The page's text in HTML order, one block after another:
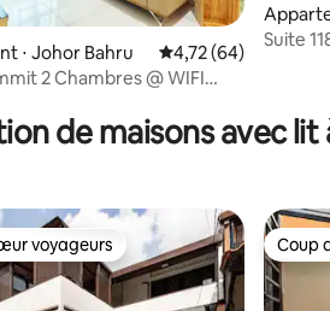
de 236 commentaires : 4,87 sur 5
⋅ Johor Bahru Évaluation
4,72 (64)
2 Chambres @ WIFI
Suite
de maisons avec
voyageurs
voyageurs Coup
Coup